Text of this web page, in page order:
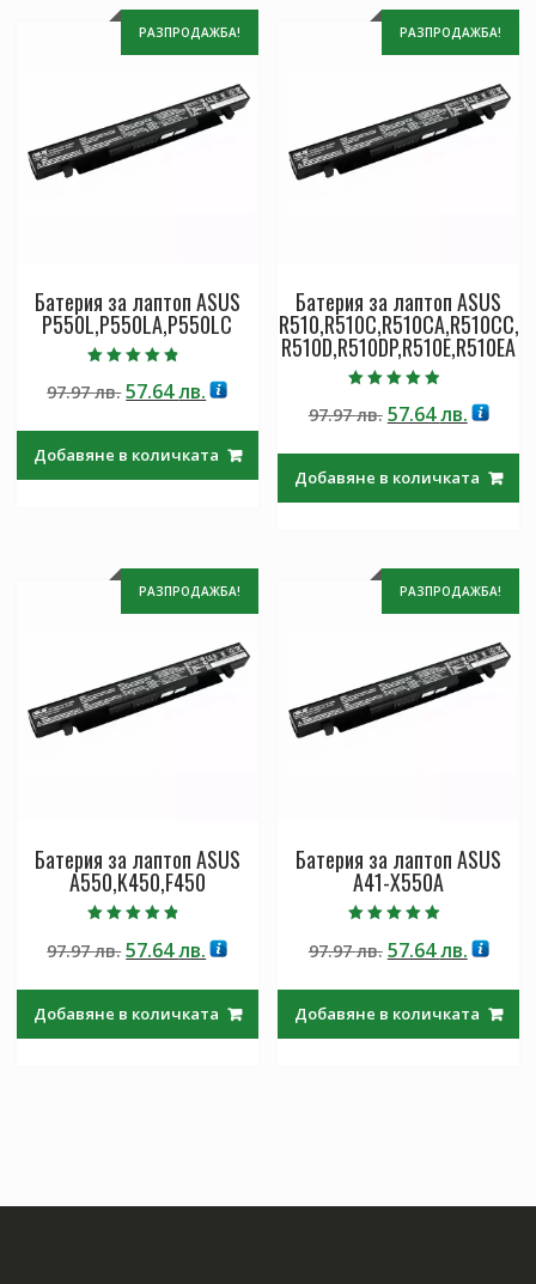
РАЗПРОДАЖБА!
Батерия за лаптоп ASUS
P550L,P550LA,P550LC
4.50
от 5
97.97лв.Original
97.97 лв..
57.64лв.Текущата
57.64 лв..
Добавяне в количката
РАЗПРОДАЖБА!
Батерия за лаптоп ASUS
R510,R510C,R510CA,R510CC,
R510D,R510DP,R510E,R510EA
4.50
от 5
97.97лв. Original
97.97 лв..
57.64лв.
57.64
Добавяне в количката
РАЗПРОДАЖБА!
Батерия за лаптоп ASUS
A550,K450,F450
4.50
от 5
97.97лв.Original
97.97 лв..
57.64лв.Текущата
57.64 лв..
Добавяне в количката
РАЗПРОДАЖБА!
Батерия за лаптоп ASUS
A41-X550A
5.00
от 5
97.97лв. Original
97.97 лв..
57.64лв.
57.64
Добавяне в количката